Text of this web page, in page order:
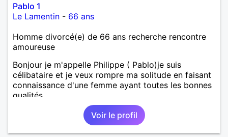
Pablo 1
Le Lamentin - 66 ans
Homme divorcé(e) de 66 ans recherche rencontre
amoureuse
Bonjour je m'appelle Philippe ( Pablo)je suis
célibataire et je veux rompre ma solitude en faisant
connaissance d'une femme ayant toutes les bonnes
qualités
Voir le profil